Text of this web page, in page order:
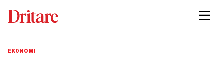
EKONOMI